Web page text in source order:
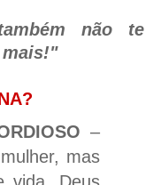
não te
mais!"
–
mas